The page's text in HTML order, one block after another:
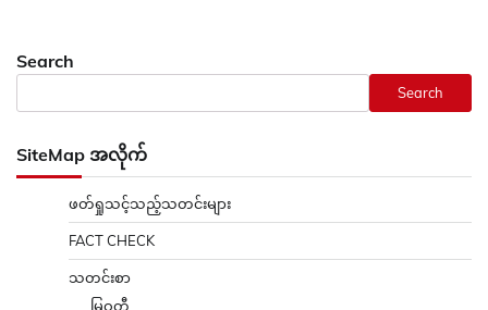
Search
Search
SiteMap အလိုက်
ဖတ်ရှုသင့်သည့်သတင်းများ
FACT CHECK
သတင်းစာ
မြဝတီ